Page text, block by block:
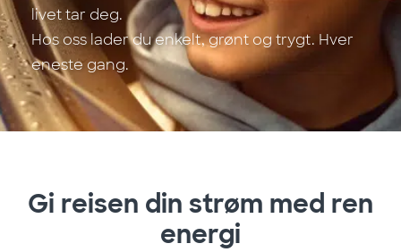
livet tar deg.
Hos oss lader du enkelt, grønt og trygt. Hver
eneste gang.
Gi reisen din strøm med ren
energi